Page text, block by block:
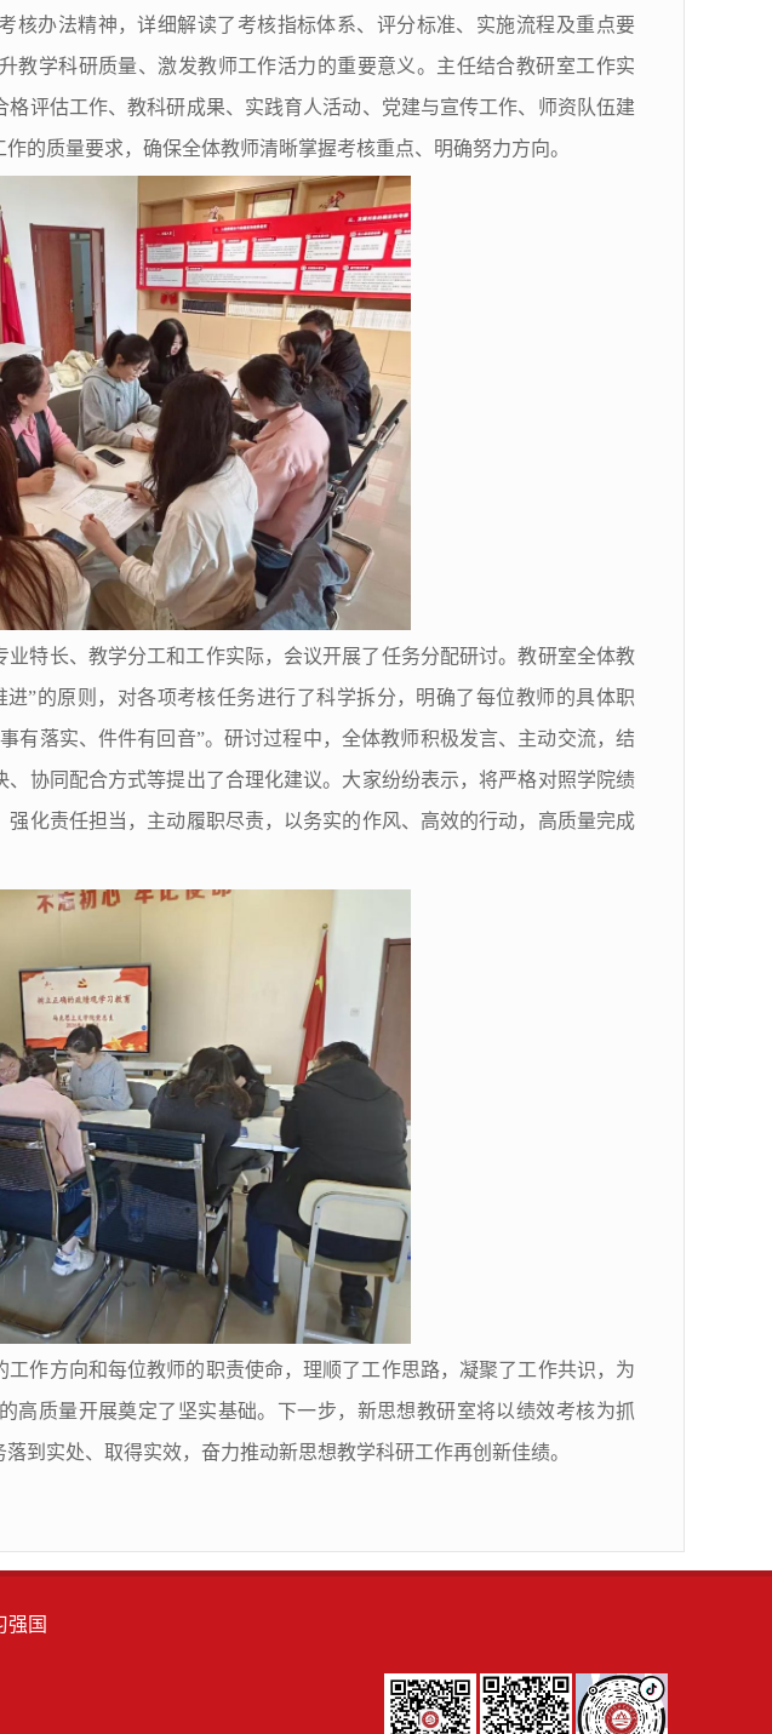
核办法精神，详细解读了考核指标体系、评分标准、实施流程及重点要
教学科研质量、激发教师工作活力的重要意义。主任结合教研室工作实
评估工作、教科研成果、实践育人活动、党建与宣传工作、师资队伍建
的质量要求，确保全体教师清晰掌握考核重点、明确努力方向。
特长、教学分工和工作实际，会议开展了任务分配研讨。教研室全体教
”的原则，对各项考核任务进行了科学拆分，明确了每位教师的具体职
有落实、件件有回音”。研讨过程中，全体教师积极发言、主动交流，结
协同配合方式等提出了合理化建议。大家纷纷表示，将严格对照学院绩
化责任担当，主动履职尽责，以务实的作风、高效的行动，高质量完成
作方向和每位教师的职责使命，理顺了工作思路，凝聚了工作共识，为
高质量开展奠定了坚实基础。下一步，新思想教研室将以绩效考核为抓
到实处、取得实效，奋力推动新思想教学科研工作再创新佳绩。
强国